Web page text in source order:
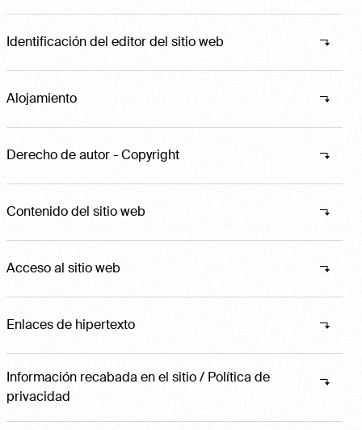
Identificación del editor del sitio web
Alojamiento
Derecho de autor - Copyright
Contenido del sitio web
Acceso al sitio web
Enlaces de hipertexto
Información recabada en el sitio / Política de
privacidad